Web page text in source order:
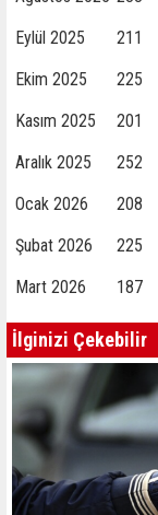
Eylül 2025
211
Ekim 2025
225
Kasım 2025
201
Aralık 2025
252
Ocak 2026
208
Şubat 2026
225
Mart 2026
187
İlginizi Çekebilir